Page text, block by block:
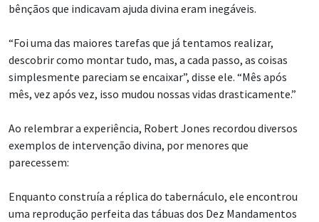
bênçãos que indicavam ajuda divina eram inegáveis.
“Foi uma das maiores tarefas que já tentamos realizar,
descobrir como montar tudo, mas, a cada passo, as coisas
simplesmente pareciam se encaixar”, disse ele. “Mês após
mês, vez após vez, isso mudou nossas vidas drasticamente.”
Ao relembrar a experiência, Robert Jones recordou diversos
exemplos de intervenção divina, por menores que
parecessem:
Enquanto construía a réplica do tabernáculo, ele encontrou
uma reprodução perfeita das tábuas dos Dez Mandamentos